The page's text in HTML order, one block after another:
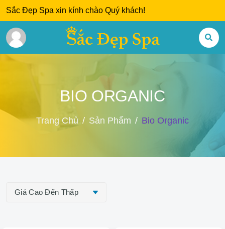
Sắc Đẹp Spa xin kính chào Quý khách!
BIO ORGANIC
Trang Chủ Sản Phẩm Bio Organic